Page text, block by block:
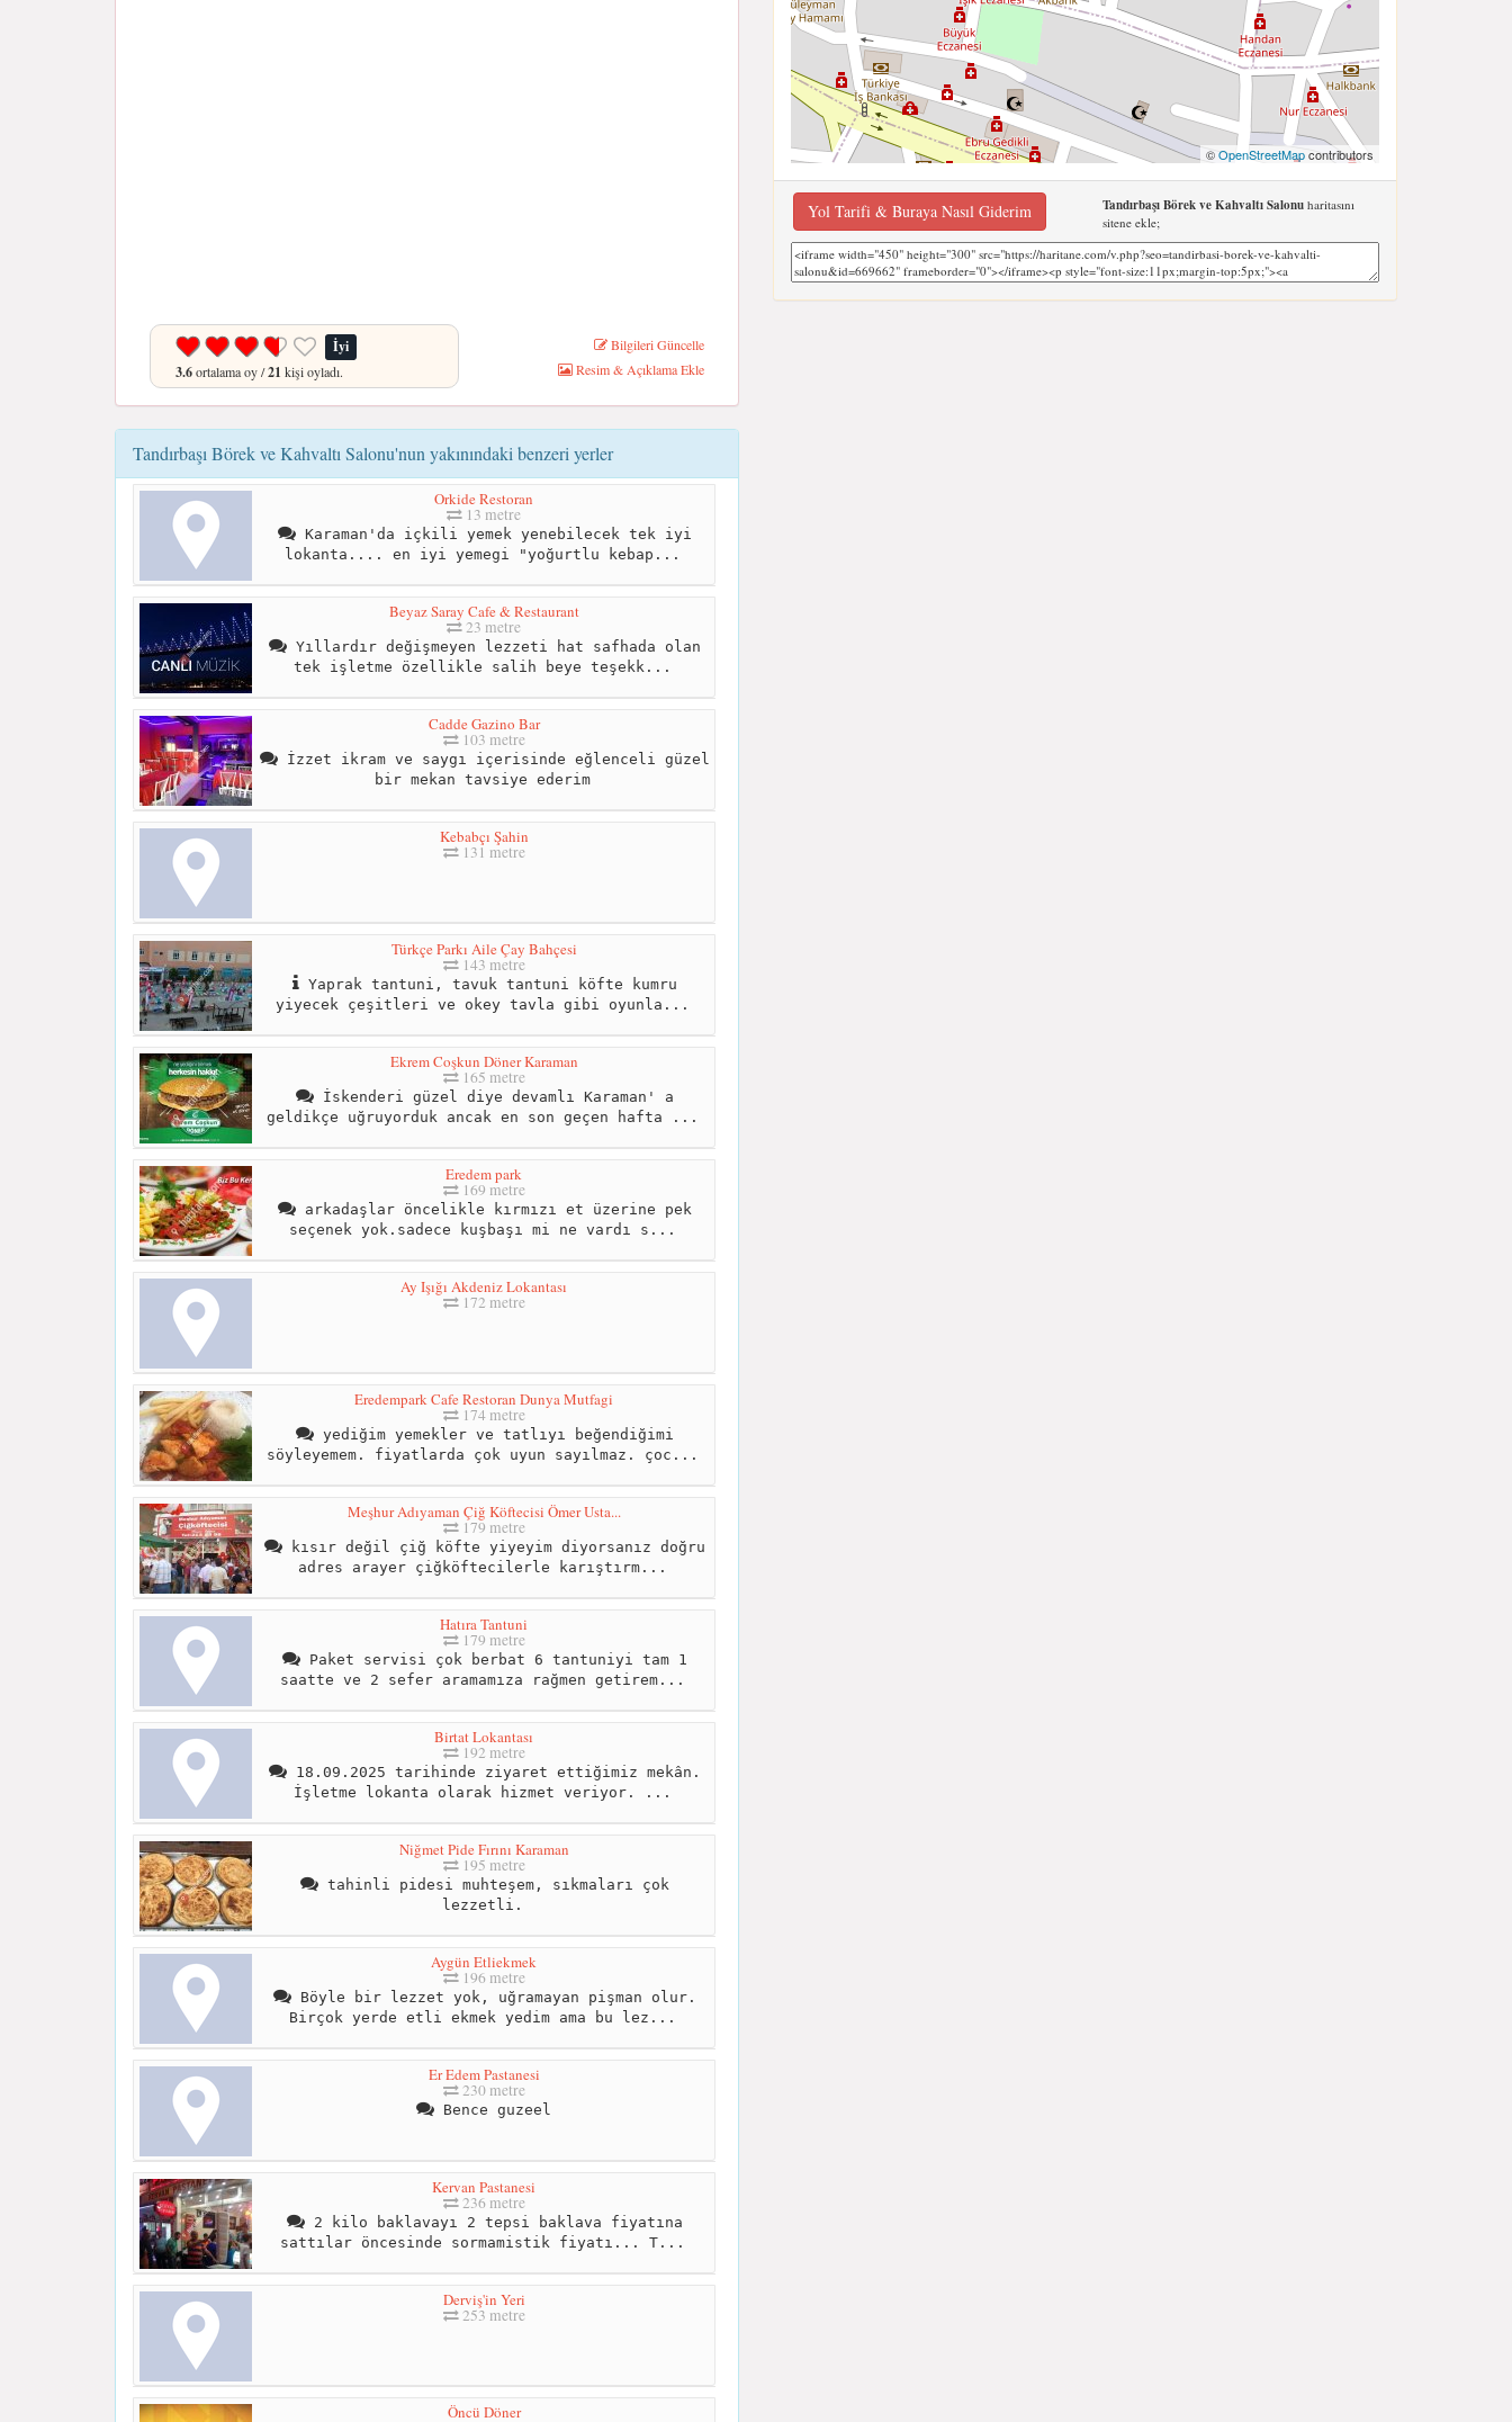
İyi
3.6ortalama oy /21 kişi oyladı.
Bilgileri Güncelle
Resim & Açıklama Ekle
Tandırbaşı Börek ve Kahvaltı Salonu'nun yakınındaki benzeri yerler
Orkide Restoran
13 metre
Karaman'da içkili yemek yenebilecek tek iyi
lokanta.... en iyi yemegi "yoğurtlu kebap...
Beyaz Saray Cafe & Restaurant
23 metre
Yıllardır değişmeyen lezzeti hat safhada olan
tek işletme özellikle salih beye teşekk...
Cadde Gazino Bar
103 metre
İzzet ikram ve saygı içerisinde eğlenceli güzel
bir mekan tavsiye ederim
Kebabçı Şahin
131 metre
Türkçe Parkı Aile Çay Bahçesi
143 metre
Yaprak tantuni, tavuk tantuni köfte kumru
yiyecek çeşitleri ve okey tavla gibi oyunla...
Ekrem Coşkun Döner Karaman
165 metre
İskenderi güzel diye devamlı Karaman' a
geldikçe uğruyorduk ancak en son geçen hafta ...
Eredem park
169 metre
arkadaşlar öncelikle kırmızı et üzerine pek
seçenek yok.sadece kuşbaşı mi ne vardı s...
Ay Işığı Akdeniz Lokantası
172 metre
Eredempark Cafe Restoran Dunya Mutfagi
174 metre
yediğim yemekler ve tatlıyı beğendiğimi
söyleyemem. fiyatlarda çok uyun sayılmaz. çoc...
Meşhur Adıyaman Çiğ Köftecisi Ömer Usta...
179 metre
kısır değil çiğ köfte yiyeyim diyorsanız doğru
adres arayer çiğköftecilerle karıştırm...
Hatıra Tantuni
179 metre
Paket servisi çok berbat 6 tantuniyi tam 1
saatte ve 2 sefer aramamıza rağmen getirem...
Birtat Lokantası
192 metre
18.09.2025 tarihinde ziyaret ettiğimiz mekân.
İşletme lokanta olarak hizmet veriyor. ...
Niğmet Pide Fırını Karaman
195 metre
tahinli pidesi muhteşem, sıkmaları çok
lezzetli.
Aygün Etliekmek
196 metre
Böyle bir lezzet yok, uğramayan pişman olur.
Birçok yerde etli ekmek yedim ama bu lez...
Er Edem Pastanesi
230 metre
Bence guzeel
Kervan Pastanesi
236 metre
2 kilo baklavayı 2 tepsi baklava fiyatına
sattılar öncesinde sormamistik fiyatı... T...
Derviş'in Yeri
253 metre
Öncü Döner
©OpenStreetMapcontributors
Yol Tarifi & Buraya Nasıl Giderim Tandırbaşı Börek ve Kahvaltı Salonuharitasını
sitene ekle;